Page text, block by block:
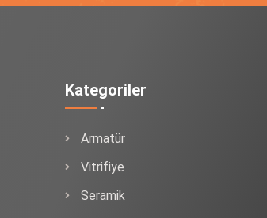
Kategoriler
Armatür
Vitrifiye
Seramik